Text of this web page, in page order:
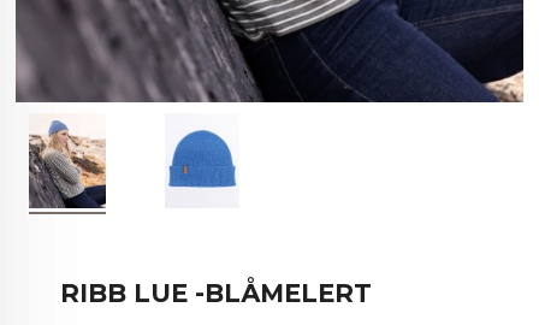
RIBB LUE -BLÅMELERT